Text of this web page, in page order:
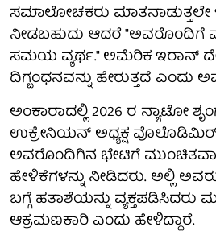
ಸಮಾಲೋಚಕರು
ನೀಡಬಹುದು ಆದರೆ "ಅವರೊಂದಿಗೆ
ಸಮಯ ವ್ಯರ್ಥ." ಅಮೆರಿಕ ಇರಾನ್
ದಿಗ್ಬಂಧನವನ್ನು ಹೇರುತ್ತದೆ ಎಂದು
ಅಂಕಾರಾದಲ್ಲಿ 2026 ರ ನ್ಯಾಟೋ
ಉಕ್ರೇನಿಯನ್ ಅಧ್ಯಕ್ಷ
ಅವರೊಂದಿಗಿನ ಭೇಟಿಗೆ
ಹೇಳಿಕೆಗಳನ್ನು ನೀಡಿದರು. ಅಲ್ಲಿ
ಬಗ್ಗೆ ಹತಾಶೆಯನ್ನು ವ್ಯಕ್ತಪಡಿಸಿದರು
ಆಕ್ರಮಣಕಾರಿ ಎಂದು ಹೇಳಿದ್ದಾರೆ.